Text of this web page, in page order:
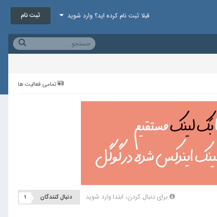
قبلا ثبت نام کرده اید؟ وارد شوید ثبت نام
تمامی فعالیت ها
برای دنبال کردن، ابتدا وارد شوید دنبال کنندگان 1